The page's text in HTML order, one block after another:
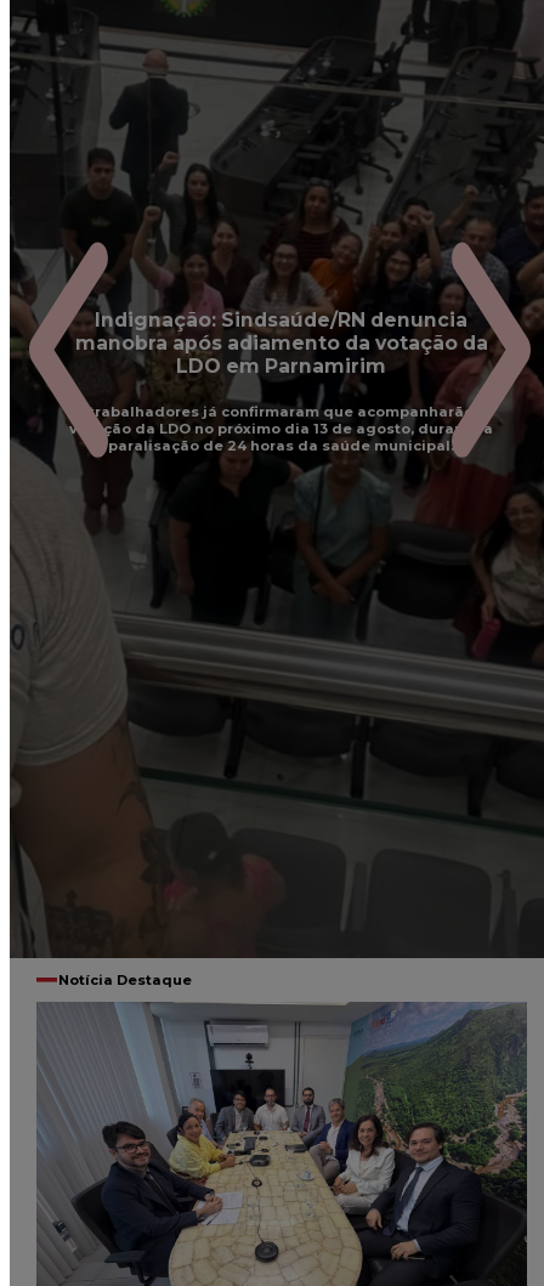
Indignação: Sindsaúde/RN denuncia
manobra após adiamento da votação da
LDO em Parnamirim
s trabalhadores já confirmaram que acompanharão a
votação da LDO no próximo dia 13 de agosto, durante a
paralisação de 24 horas da saúde municipal.
Notícia Destaque